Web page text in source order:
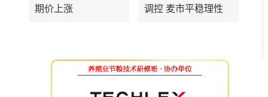
期价上涨
调控 麦市平稳理性